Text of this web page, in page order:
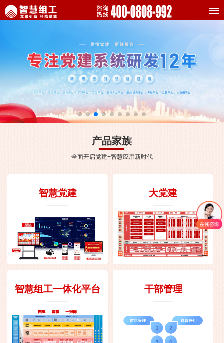
产品家族
全面开启党建+智慧应用新时代
智慧党建 大党建
智慧组工一体化平台 干部管理